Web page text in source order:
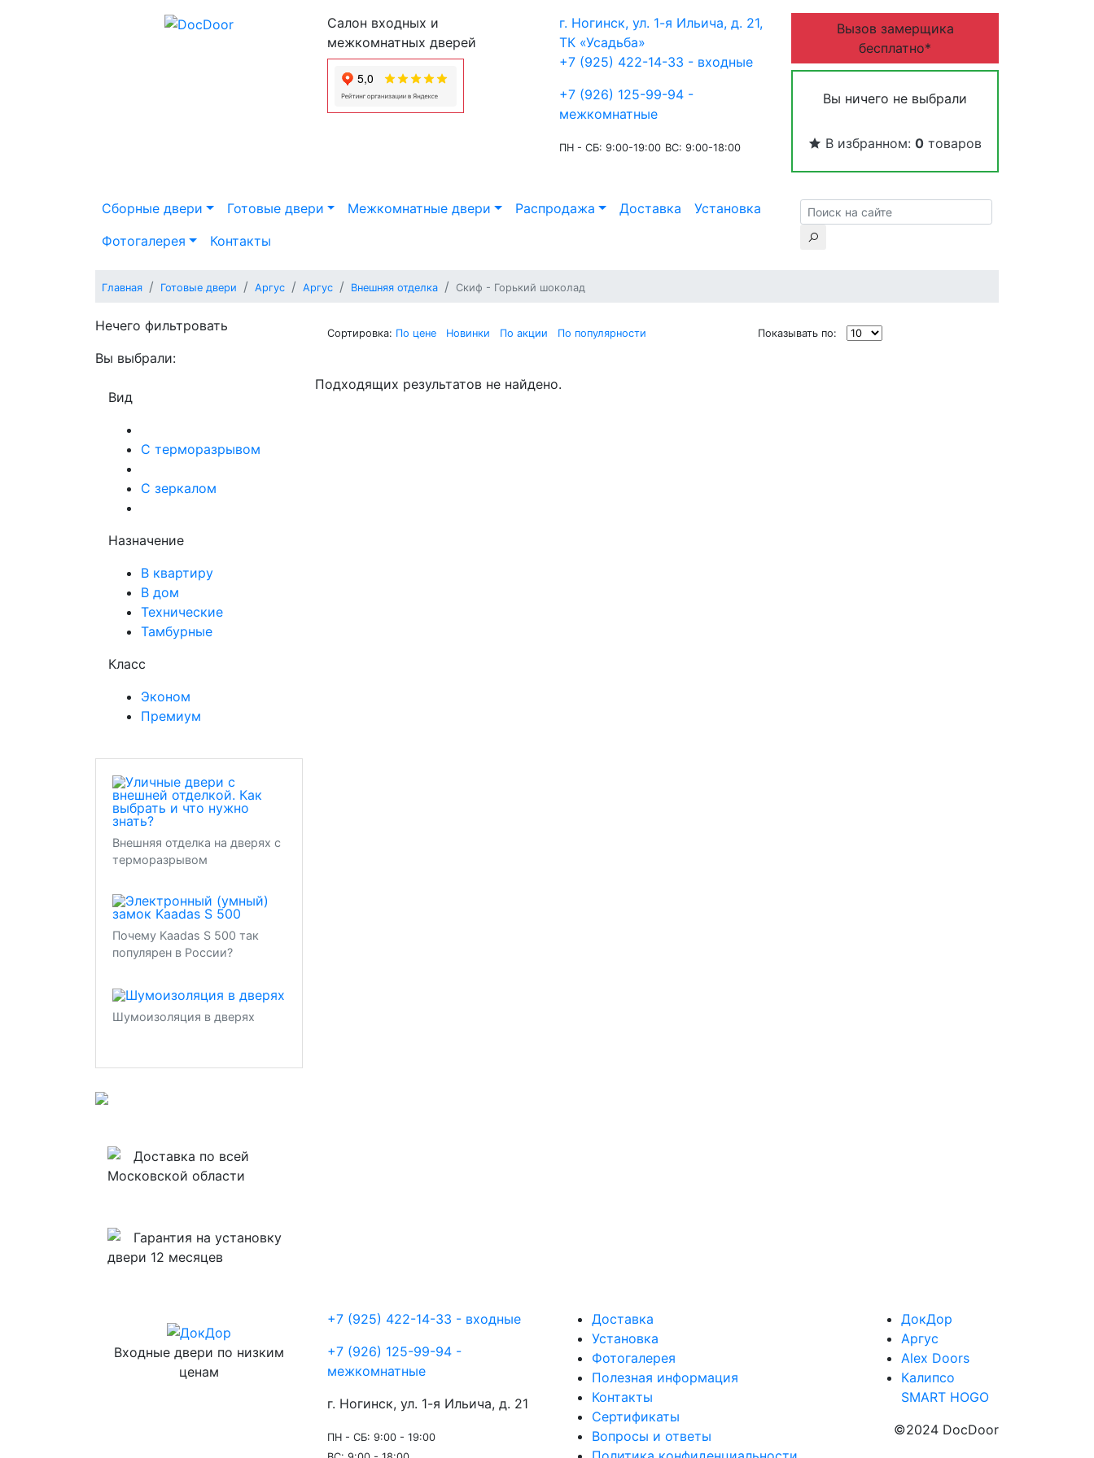
Салон входных и
межкомнатных дверей
г. Ногинск, ул. 1-я Ильича, д. 21,
ТК «Усадьба»
+7 (925) 422-14-33 - входные
+7 (926) 125-99-94 -
межкомнатные
ПН - СБ: 9:00-19:00 ВС: 9:00-18:00
Вызов замерщика
бесплатно*
Вы ничего не выбрали
В избранном: 0 товаров
Сборные двери Готовые двери Межкомнатные двери Распродажа Доставка
Установка
Фотогалерея
Контакты
Главная Готовые двери Аргус Аргус Внешняя отделка Скиф - Горький шоколад
Сортировка: По цене Новинки По акции По популярности Показывать по:
Подходящих результатов не найдено.
Нечего фильтровать
Вы выбрали:
Вид
С терморазрывом
С зеркалом
Назначение
В квартиру
В дом
Технические
Тамбурные
Класс
Эконом
Премиум
Внешняя отделка на дверях с
терморазрывом
Почему Kaadas S 500 так
популярен в России?
Шумоизоляция в дверях
Доставка по всей
Московской области
Гарантия на установку
двери 12 месяцев
Входные двери по низким
ценам
+7 (925) 422-14-33 - входные
+7 (926) 125-99-94 -
межкомнатные
г. Ногинск, ул. 1-я Ильича, д. 21
ПН - СБ: 9:00 - 19:00
Доставка
Установка
Фотогалерея
Полезная информация
Контакты
Сертификаты
Вопросы и ответы
ДокДор
Аргус
Alex Doors
Калипсо
SMART HOGO
©2024 DocDoor